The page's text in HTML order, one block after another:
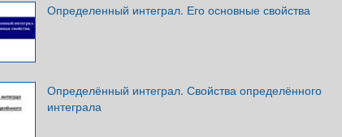
Определенный интеграл. Его основные свойства
Определённый интеграл. Свойства определённого
интеграла